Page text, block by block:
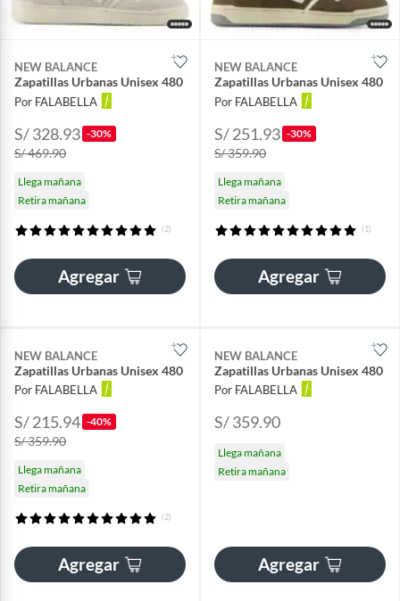
NEW BALANCE
Zapatillas Urbanas Unisex 480
Por FALABELLA
S/ 328.93 -30%
S/ 469.90
Llega mañana
Retira mañana
(2)
Agregar
NEW BALANCE
Zapatillas Urbanas Unisex 480
Por FALABELLA
S/ 251.93 -30%
S/ 359.90
Llega mañana
Retira mañana
(1)
Agregar
NEW BALANCE
Zapatillas Urbanas Unisex 480
Por FALABELLA
S/ 215.94 -40%
S/ 359.90
Llega mañana
Retira mañana
(2)
Agregar
NEW BALANCE
Zapatillas Urbanas Unisex 480
Por FALABELLA
S/ 359.90
Llega mañana
Retira mañana
Agregar